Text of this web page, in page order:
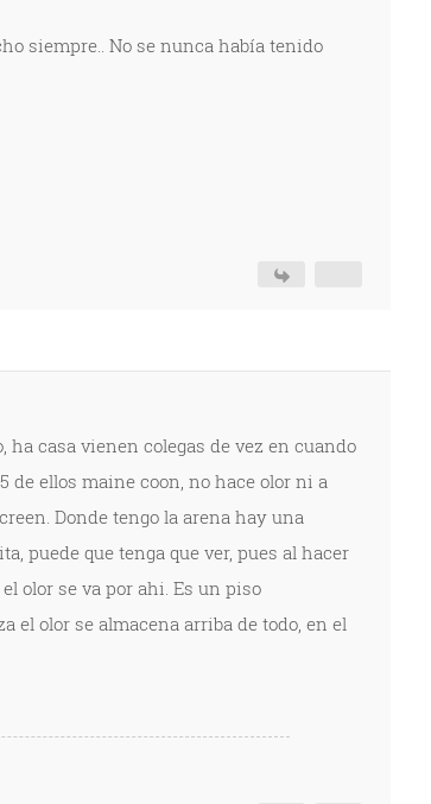
siempre.. No se nunca había tenido
casa vienen colegas de vez en cuando
de ellos maine coon, no hace olor ni a
Donde tengo la arena hay una
puede que tenga que ver, pues al hacer
olor se va por ahi. Es un piso
el olor se almacena arriba de todo, en el